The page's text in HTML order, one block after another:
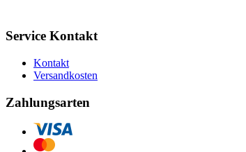
Service Kontakt
Kontakt
Versandkosten
Zahlungsarten